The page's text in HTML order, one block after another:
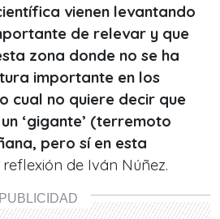
vienen levantando
de relevar y que
zona donde no se ha
importante en los
cual no quiere decir que
‘gigante’ (terremoto
pero sí en esta
reflexión de Iván Núñez.